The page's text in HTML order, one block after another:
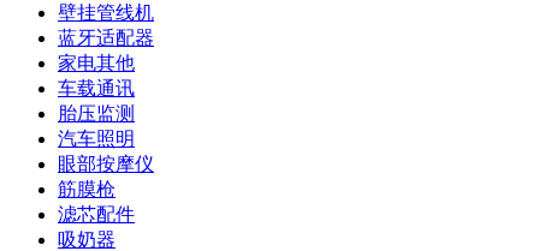
壁挂管线机
蓝牙适配器
家电其他
车载通讯
胎压监测
汽车照明
眼部按摩仪
筋膜枪
滤芯配件
吸奶器